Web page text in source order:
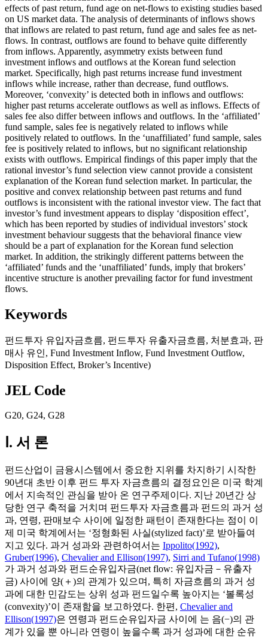
effects of past return, fund age on net-flows to existing studies based
on US market data. The analysis of determinants of inflows shows
that inflows are related to past return, fund age and sales fee as net-
flows. In contrast, outflows are found to behave quite differently
from inflows. Apparently, asymmetry exists between fund
investment inflows and outflows at the Korean fund selection
market. Specifically, high past returns increase fund investment
inflows while increase, rather than decrease, fund outflows.
Moreover, ‘convexity’ is detected both in inflows and outflows:
higher past returns accelerate outflows as well as inflows. Effects of
sales fee also differ between inflows and outflows. In the ‘affiliated’
fund sample, sales fee is negatively related to inflows while
positively related to outflows. In the ‘unaffiliated’ fund sample, sales
fee is positively related to inflows, but no significant relationship
exists with outflows. Empirical findings of this paper imply that the
rational investor’s fund selection view cannot provide a consistent
explanation of the Korean fund selection market. In particular, the
positive and convex relationship between past returns and fund
outflows is inconsistent with the rational investor view. The fact that
investor’s fund investment appears to display ‘disposition effect’,
which has been reported by studies of individual investors’ stock
investment behaviour suggests that the behavioral finance view
should be a part of explanation for the Korean fund selection
market. In addition, the strikingly different patterns between the
‘affiliated’ funds and the ‘unaffiliated’ funds, imply that brokers’
incentive structure is another prevailing factor for fund investment
flows.
Keywords
펀드투자 유입자금흐름, 펀드투자 유출자금흐름, 처분효과, 판
매사 유인, Fund Investment Inflow, Fund Investment Outflow,
Disposition Effect, Broker’s Incentive)
JEL Code
G20, G24, G28
Ⅰ. 서 론
펀드산업이 금융시스템에서 중요한 지위를 차지하기 시작한
90년대 초반 이후 펀드 투자 자금흐름의 결정요인은 미국 학계
에서 지속적인 관심을 받아 온 연구주제이다. 지난 20년간 상
당한 연구 축적을 거치며 펀드투자 자금흐름과 펀드의 과거 성
과, 연령, 판매보수 사이에 일정한 패턴이 존재한다는 점이 이
제 미국 학계에서는 ‘정형화된 사실(stylized fact)’로 받아들여
지고 있다. 과거 성과와 관련하여서는 Ippolito(1992),
Gruber(1996), Chevalier and Ellison(1997), Sirri and Tufano(1998)
가 과거 성과와 펀드순유입자금(net flow: 유입자금－유출자
금) 사이에 양(＋)의 관계가 있으며, 특히 자금흐름의 과거 성
과에 대한 민감도는 상위 성과 펀드일수록 높아지는 ‘볼록성
(convexity)’이 존재함을 보고하였다. 한편, Chevalier and
Ellison(1997)은 연령과 펀드순유입자금 사이에 는 음(−)의 관
계가 있을 뿐 아니라 연령이 높을수록 과거 성과에 대한 순유